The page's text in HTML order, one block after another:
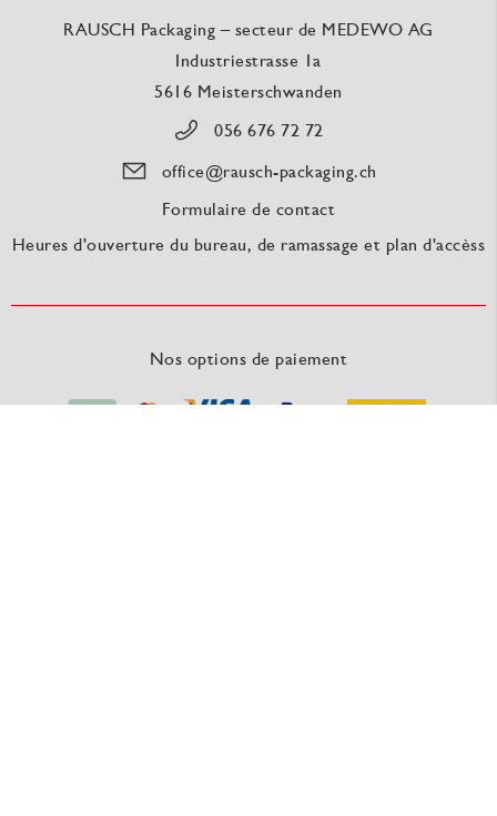
RAUSCH Packaging – secteur de MEDEWO AG
Industriestrasse 1a
5616 Meisterschwanden
056 676 72 72
office@rausch-packaging.ch
Formulaire de contact
Heures d'ouverture du bureau, de ramassage et plan d'accèss
Nos options de paiement